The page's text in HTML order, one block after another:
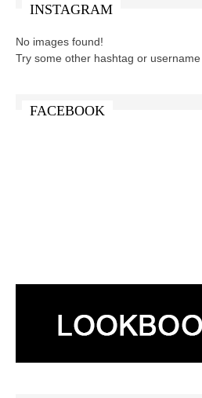
INSTAGRAM
No images found!
Try some other hashtag or username
FACEBOOK